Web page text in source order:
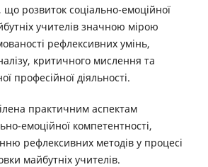
що розвиток соціально-емоційної
учителів значною мірою
рефлексивних умінь,
критичного мислення та
професійної діяльності.
практичним аспектам
емоційної компетентності,
рефлексивних методів у процесі
майбутніх учителів.